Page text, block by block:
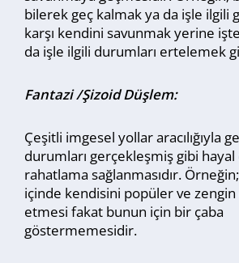
bilerek geç kalmak ya da işle ilgili
karşı kendini savunmak yerine
da işle ilgili durumları ertelemek
Fantazi /Şizoid Düşlem:
Çeşitli imgesel yollar aracılığıyla
durumları gerçekleşmiş gibi
rahatlama sağlanmasıdır.
içinde kendisini popüler ve
etmesi fakat bunun için bir çaba
göstermemesidir.